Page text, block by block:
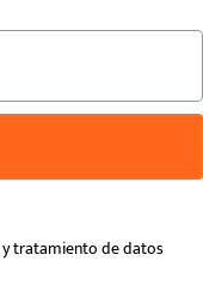
y tratamiento de datos